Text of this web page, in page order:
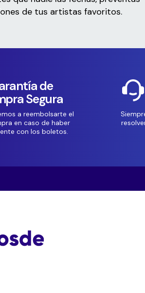
de tus artistas favoritos.
de
Segura
a reembolsarte el
en caso de haber
con los boletos.